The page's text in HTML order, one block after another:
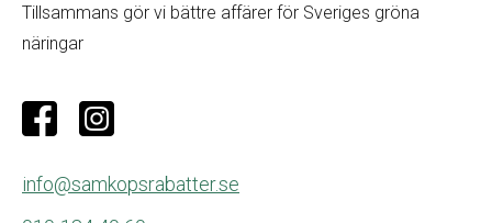
Tillsammans gör vi bättre affärer för Sveriges gröna
näringar
info@samkopsrabatter.se